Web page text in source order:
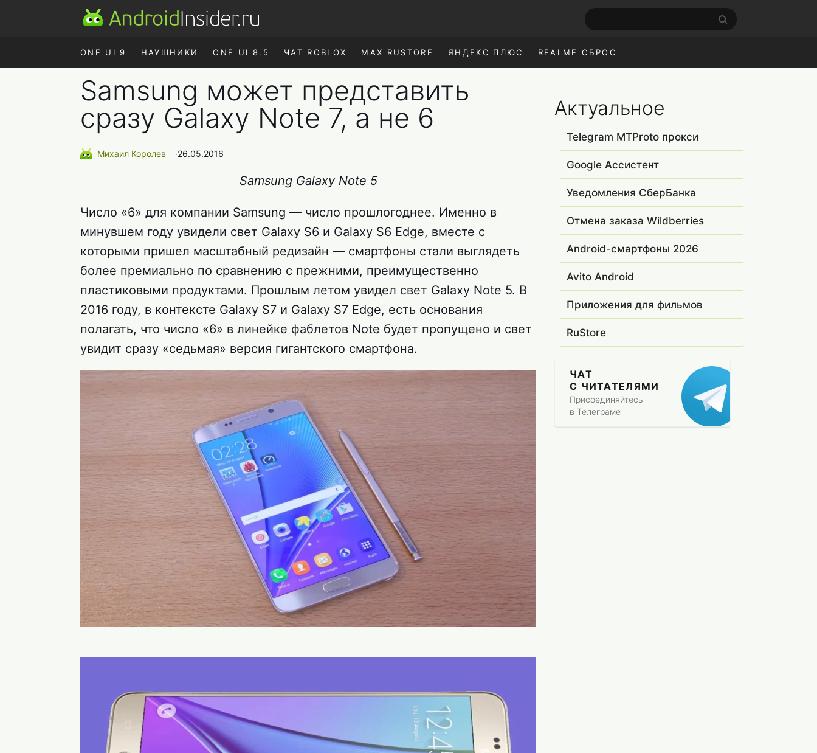
ONE UI 9 НАУШНИКИ ONE UI 8.5 ЧАТ ROBLOX MAX RUSTORE ЯНДЕКС ПЛЮС REALME СБРОС
Samsung может представить
сразу Galaxy Note 7, а не 6
Михаил Королев ∙26.05.2016
Samsung Galaxy Note 5
Число «6» для компании Samsung — число прошлогоднее. Именно в
минувшем году увидели свет Galaxy S6 и Galaxy S6 Edge, вместе с
которыми пришел масштабный редизайн — смартфоны стали выглядеть
более премиально по сравнению с прежними, преимущественно
пластиковыми продуктами. Прошлым летом увидел свет Galaxy Note 5. В
2016 году, в контексте Galaxy S7 и Galaxy S7 Edge, есть основания
полагать, что число «6» в линейке фаблетов Note будет пропущено и свет
увидит сразу «седьмая» версия гигантского смартфона.
Актуальное
Telegram MTProto прокси
Google Ассистент
Уведомления СберБанка
Отмена заказа Wildberries
Android-смартфоны 2026
Avito Android
Приложения для фильмов
RuStore
ЧАТ
С ЧИТАТЕЛЯМИ
Присоединяйтесь
в Телеграме